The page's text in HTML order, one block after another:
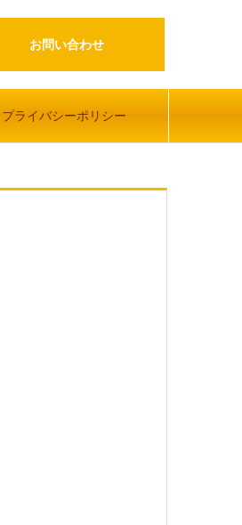
お問い合わせ
プライバシーポリシー